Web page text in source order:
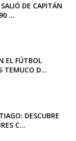
DE CAPITÁN
...
EL FÚTBOL
TEMUCO D...
DESCUBRE
C...